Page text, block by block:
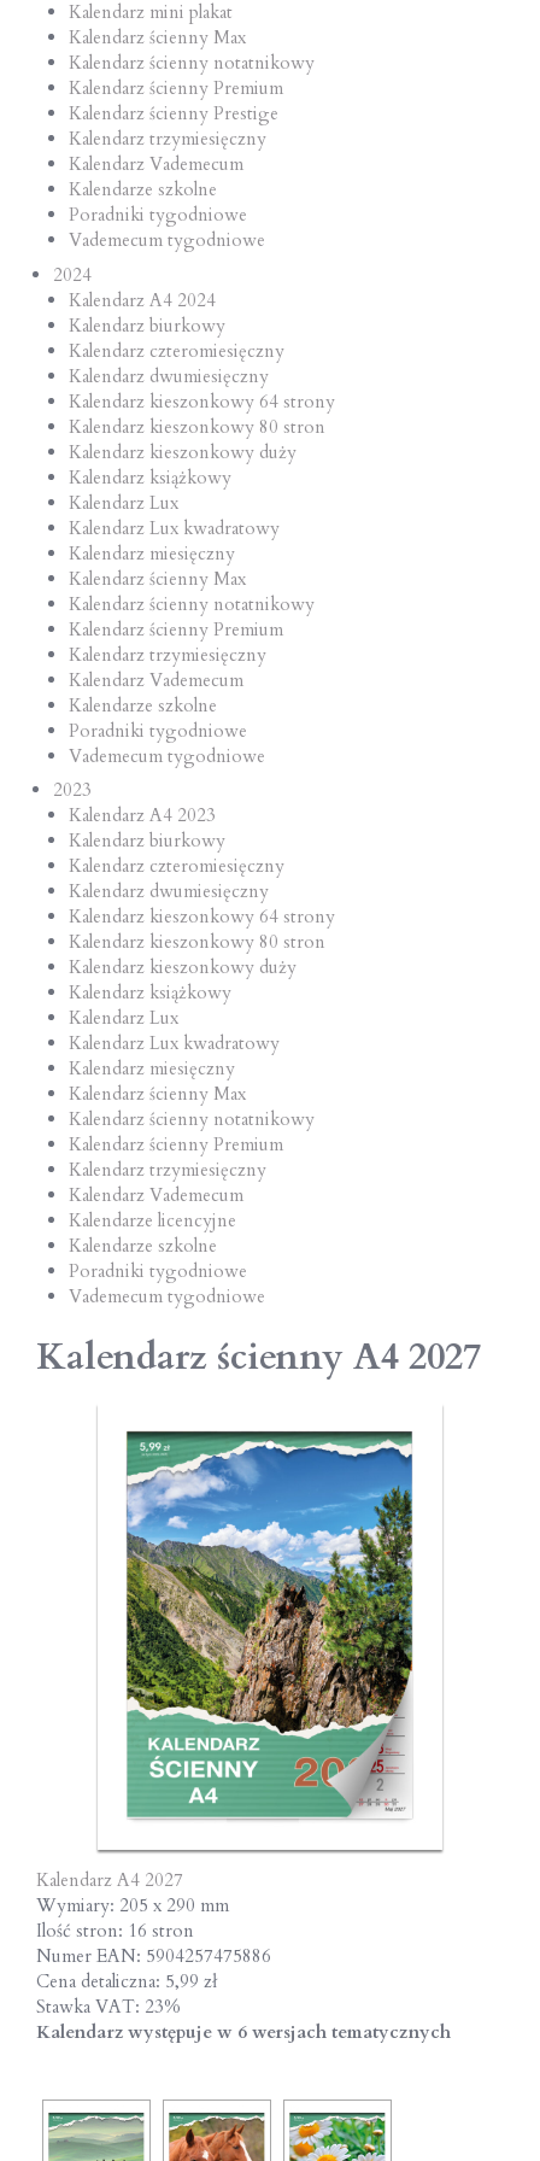
Kalendarz mini plakat
Kalendarz ścienny Max
Kalendarz ścienny notatnikowy
Kalendarz ścienny Premium
Kalendarz ścienny Prestige
Kalendarz trzymiesięczny
Kalendarz Vademecum
Kalendarze szkolne
Poradniki tygodniowe
Vademecum tygodniowe
2024
Kalendarz A4 2024
Kalendarz biurkowy
Kalendarz czteromiesięczny
Kalendarz dwumiesięczny
Kalendarz kieszonkowy 64 strony
Kalendarz kieszonkowy 80 stron
Kalendarz kieszonkowy duży
Kalendarz książkowy
Kalendarz Lux
Kalendarz Lux kwadratowy
Kalendarz miesięczny
Kalendarz ścienny Max
Kalendarz ścienny notatnikowy
Kalendarz ścienny Premium
Kalendarz trzymiesięczny
Kalendarz Vademecum
Kalendarze szkolne
Poradniki tygodniowe
Vademecum tygodniowe
2023
Kalendarz A4 2023
Kalendarz biurkowy
Kalendarz czteromiesięczny
Kalendarz dwumiesięczny
Kalendarz kieszonkowy 64 strony
Kalendarz kieszonkowy 80 stron
Kalendarz kieszonkowy duży
Kalendarz książkowy
Kalendarz Lux
Kalendarz Lux kwadratowy
Kalendarz miesięczny
Kalendarz ścienny Max
Kalendarz ścienny notatnikowy
Kalendarz ścienny Premium
Kalendarz trzymiesięczny
Kalendarz Vademecum
Kalendarze licencyjne
Kalendarze szkolne
Poradniki tygodniowe
Vademecum tygodniowe
Kalendarz ścienny A4 2027
Kalendarz A4 2027
Wymiary: 205 x 290 mm
Ilość stron: 16 stron
Numer EAN: 5904257475886
Cena detaliczna: 5,99 zł
Stawka VAT: 23%
Kalendarz występuje w 6 wersjach tematycznych